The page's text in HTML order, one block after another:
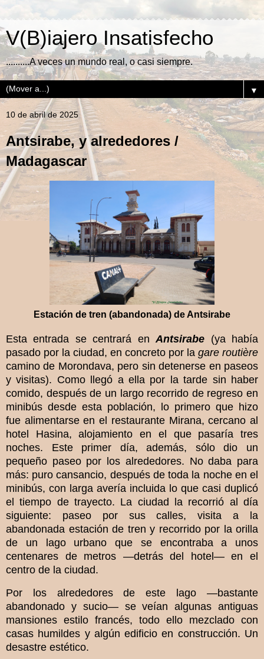
V(B)iajero Insatisfecho
..........A veces un mundo real, o casi siempre.
▼
10 de abril de 2025
Antsirabe, y alrededores /
Madagascar
Estación de tren (abandonada) de Antsirabe
Esta entrada se centrará enAntsirabe (ya había
pasado por la ciudad, en concreto por la gare routière
camino de Morondava, pero sin detenerse en paseos
y visitas). Como llegó a ella por la tarde sin haber
comido, después de un largo recorrido de regreso en
minibús desde esta población, lo primero que hizo
fue alimentarse en el restaurante Mirana, cercano al
hotel Hasina, alojamiento en el que pasaría tres
noches. Este primer día, además, sólo dio un
pequeño paseo por los alrededores. No daba para
más: puro cansancio, después de toda la noche en el
minibús, con larga avería incluida lo que casi duplicó
el tiempo de trayecto. La ciudad la recorrió al día
siguiente: paseo por sus calles, visita a la
abandonada estación de tren y recorrido por la orilla
de un lago urbano que se encontraba a unos
centenares de metros —detrás del hotel— en el
centro de la ciudad.
Por los alrededores de este lago —bastante
abandonado y sucio— se veían algunas antiguas
mansiones estilo francés, todo ello mezclado con
casas humildes y algún edificio en construcción. Un
desastre estético.